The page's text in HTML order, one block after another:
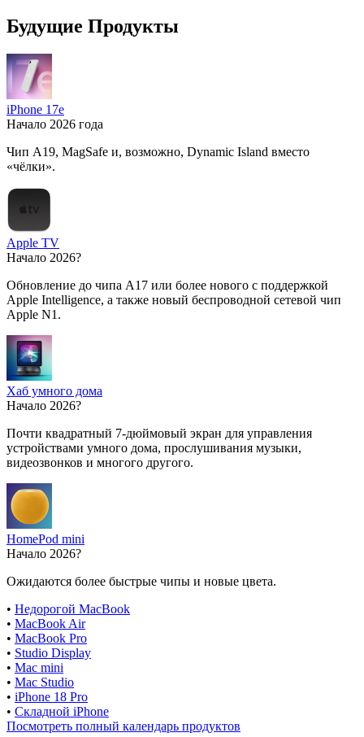
Будущие Продукты
iPhone 17e
Начало 2026 года
Чип A19, MagSafe и, возможно, Dynamic Island вместо
«чёлки».
Apple TV
Начало 2026?
Обновление до чипа A17 или более нового с поддержкой
Apple Intelligence, а также новый беспроводной сетевой чип
Apple N1.
Хаб умного дома
Начало 2026?
Почти квадратный 7-дюймовый экран для управления
устройствами умного дома, прослушивания музыки,
видеозвонков и многого другого.
HomePod mini
Начало 2026?
Ожидаются более быстрые чипы и новые цвета.
• Недорогой MacBook
• MacBook Air
• MacBook Pro
• Studio Display
• Mac mini
• Mac Studio
• iPhone 18 Pro
• Складной iPhone
Посмотреть полный календарь продуктов